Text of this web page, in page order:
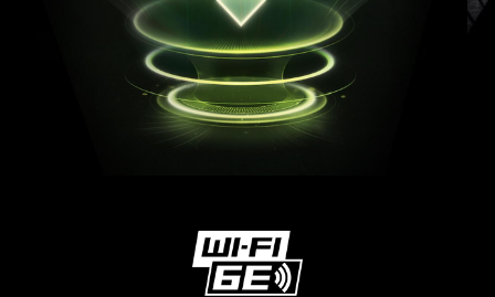
Einrichtung im gesamten Raum
ausbreitet.
Erfahre Mehr
*Nur bei ausgewählten Modellen verfügbar.